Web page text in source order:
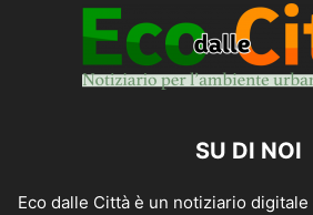
SU DI NOI
Eco dalle Città è un notiziario